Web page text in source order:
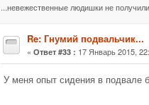
...невежественные людишки не
Re: Гнумий подвальчик...
« Ответ #33 : 17 Январь 2015,
У меня опыт сидения в подвале